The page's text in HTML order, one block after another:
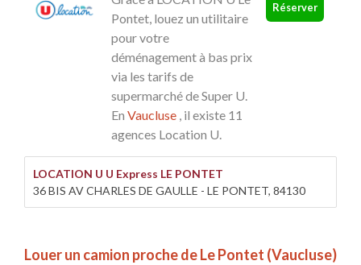
Pontet, louez un utilitaire
pour votre
déménagement à bas prix
via les tarifs de
supermarché de Super U.
En Vaucluse , il existe 11
agences Location U.
Réserver
LOCATION U U Express LE PONTET
36 BIS AV CHARLES DE GAULLE - LE PONTET, 84130
Louer un camion proche de Le Pontet (Vaucluse)